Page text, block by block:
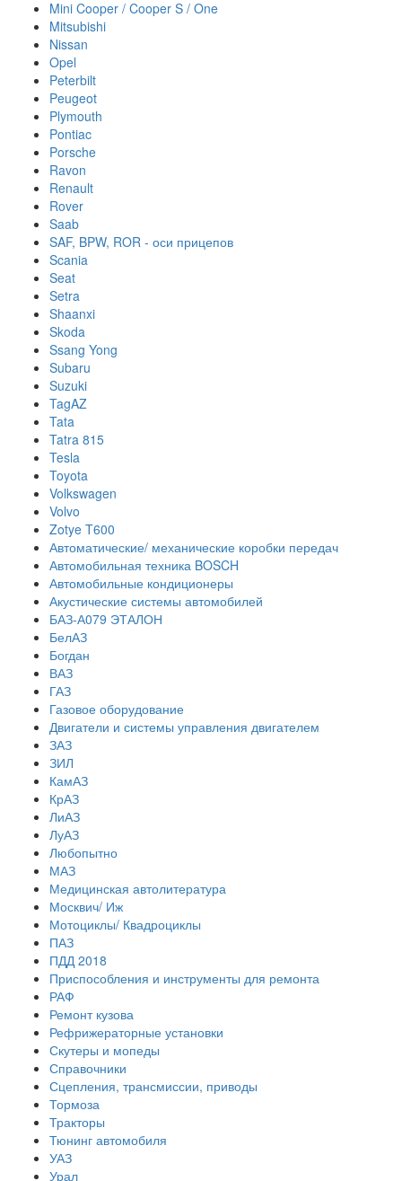
Mini Cooper / Cooper S / One
Mitsubishi
Nissan
Opel
Peterbilt
Peugeot
Plymouth
Pontiac
Porsche
Ravon
Renault
Rover
Saab
SAF, BPW, ROR - оси прицепов
Scania
Seat
Setra
Shaanxi
Skoda
Ssang Yong
Subaru
Suzuki
TagAZ
Tata
Tatra 815
Tesla
Toyota
Volkswagen
Volvo
Zotye T600
Автоматические/ механические коробки передач
Автомобильная техника BOSCH
Автомобильные кондиционеры
Акустические системы автомобилей
БАЗ-А079 ЭТАЛОН
БелАЗ
Богдан
ВАЗ
ГАЗ
Газовое оборудование
Двигатели и системы управления двигателем
ЗАЗ
ЗИЛ
КамАЗ
КрАЗ
ЛиАЗ
ЛуАЗ
Любопытно
МАЗ
Медицинская автолитература
Москвич/ Иж
Мотоциклы/ Квадроциклы
ПАЗ
ПДД 2018
Приспособления и инструменты для ремонта
РАФ
Ремонт кузова
Рефрижераторные установки
Скутеры и мопеды
Справочники
Сцепления, трансмиссии, приводы
Тормоза
Тракторы
Тюнинг автомобиля
УАЗ
Урал